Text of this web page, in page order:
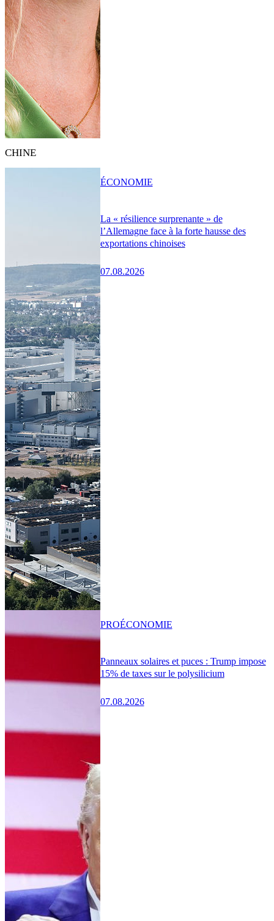
CHINE
La « résilience surprenante » de
l’Allemagne face à la forte hausse des
exportations chinoises
07.08.2026
ÉCONOMIE
Panneaux solaires et puces : Trump impose
15% de taxes sur le polysilicium
07.08.2026
PROÉCONOMIE